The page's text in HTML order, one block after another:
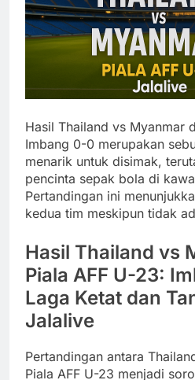
Hasil Thailand vs Myanmar
Imbang 0-0 merupakan
menarik untuk disimak,
pencinta sepak bola di
Pertandingan ini
kedua tim meskipun tidak
Hasil Thailand vs
Piala AFF U-23:
Laga Ketat dan
Jalalive
Pertandingan antara
Piala AFF U-23 menjadi